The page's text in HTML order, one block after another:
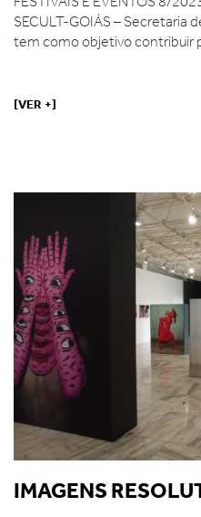
SECULT-GOIÁS – Secretaria
tem como objetivo contribuir
[VER +]
IMAGENS